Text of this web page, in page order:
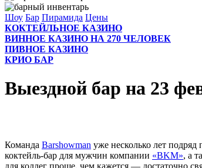
Шоу Бар Пирамида Цены
КОКТЕЙЛЬНОЕ КАЗИНО
ВИННОЕ КАЗИНО НА 270 ЧЕЛОВЕК
ПИВНОЕ КАЗИНО
КРИО БАР
Выездной бар на 23
Команда Barshowman уже несколько лет
коктейль-бар для мужчин компании «BKM», а
для коллег проще, чем кажется — достаточно